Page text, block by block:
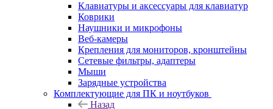
Клавиатуры и аксессуары для клавиатур
Коврики
Наушники и микрофоны
Веб-камеры
Крепления для мониторов, кронштейны
Сетевые фильтры, адаптеры
Мыши
Зарядные устройства
Комплектующие для ПК и ноутбуков
Назад